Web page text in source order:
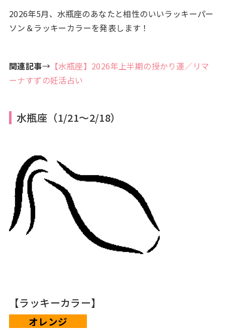
2026年5月、水瓶座のあなたと相性のいいラッキーパー
ソン＆ラッキーカラーを発表します！
関連記事→【水瓶座】2026年上半期の授かり運／リマ
ーナすずの妊活占い
水瓶座（1/21～2/18）
【ラッキーカラー】
オレンジ